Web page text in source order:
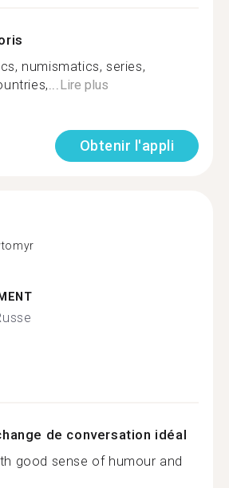
numismatics, series,
Lire plus
Obtenir l'appli
de conversation idéal
good sense of humour and